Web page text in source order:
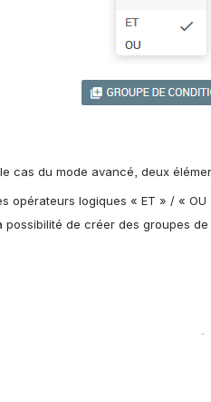
cas du mode avancé, deux
opérateurs logiques « ET » / « OU
possibilité de créer des groupes de